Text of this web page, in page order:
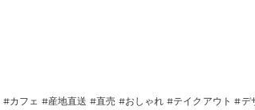
フェ #産地直送 #直売 #おしゃれ #テイクアウト #